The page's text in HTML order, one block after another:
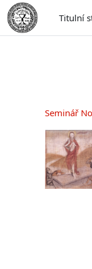
Přejít k hlavnímu
Titulní
Seminář